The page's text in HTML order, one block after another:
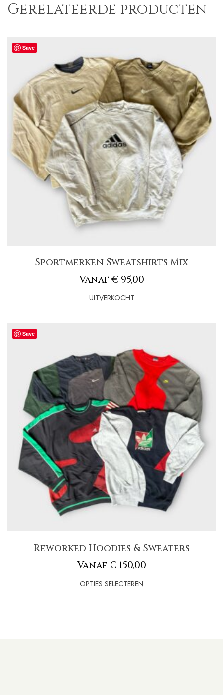
Gerelateerde producten
Save
Sportmerken Sweatshirts Mix
Vanaf € 95,00
UITVERKOCHT
Save
Reworked Hoodies & Sweaters
Vanaf € 150,00
OPTIES SELECTEREN